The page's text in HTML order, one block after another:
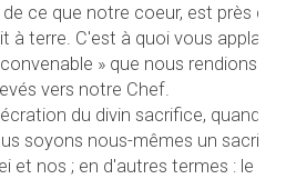
ce que notre coeur, est près de
à terre. C'est à quoi vous
» que nous rendions
vers notre Chef.
du divin sacrifice, quand,
soyons nous-mêmes un
et nos ; en d'autres termes : le